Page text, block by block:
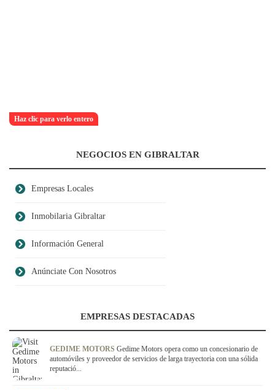
Haz clic para verlo entero
NEGOCIOS EN GIBRALTAR
Empresas Locales
Inmobilaria Gibraltar
Información General
Anúnciate Con Nosotros
EMPRESAS DESTACADAS
GEDIME MOTORS Gedime Motors opera como un concesionario de
automóviles y proveedor de servicios de larga trayectoria con una sólida
reputació...